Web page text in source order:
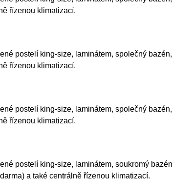
řízenou klimatizací.
postelí king-size, laminátem, společný
řízenou klimatizací.
postelí king-size, laminátem, společný
řízenou klimatizací.
postelí king-size, laminátem, soukromý
a také centrálně řízenou klimatizací.